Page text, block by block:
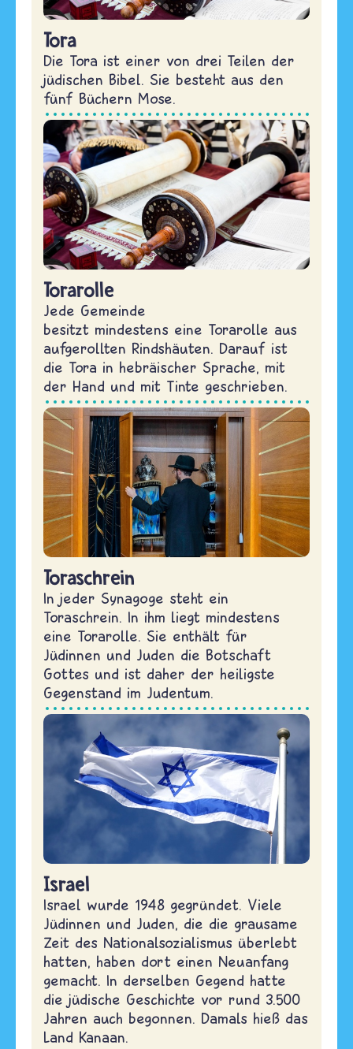
Tora
Die Tora ist einer von drei Teilen der
jüdischen Bibel. Sie besteht aus den
fünf Büchern Mose.
Torarolle
Jede Gemeinde
besitzt mindestens eine Torarolle aus
aufgerollten Rindshäuten. Darauf ist
die Tora in hebräischer Sprache, mit
der Hand und mit Tinte geschrieben.
Toraschrein
In jeder Synagoge steht ein
Toraschrein. In ihm liegt mindestens
eine Torarolle. Sie enthält für
Jüdinnen und Juden die Botschaft
Gottes und ist daher der heiligste
Gegenstand im Judentum.
Israel
Israel wurde 1948 gegründet. Viele
Jüdinnen und Juden, die die grausame
Zeit des Nationalsozialismus überlebt
hatten, haben dort einen Neuanfang
gemacht. In derselben Gegend hatte
die jüdische Geschichte vor rund 3.500
Jahren auch begonnen. Damals hieß das
Land Kanaan.